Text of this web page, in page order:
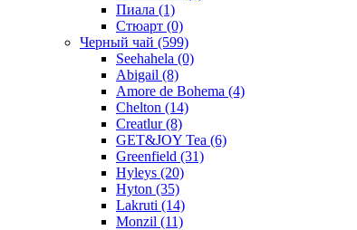
Пиала (1)
Стюарт (0)
Черный чай (599)
Seehahela (0)
Abigail (8)
Amore de Bohema (4)
Chelton (14)
Creatlur(8)
GET&JOY Tea (6)
Greenfield (31)
Hyleys (20)
Hyton (35)
Lakruti (14)
Monzil (11)